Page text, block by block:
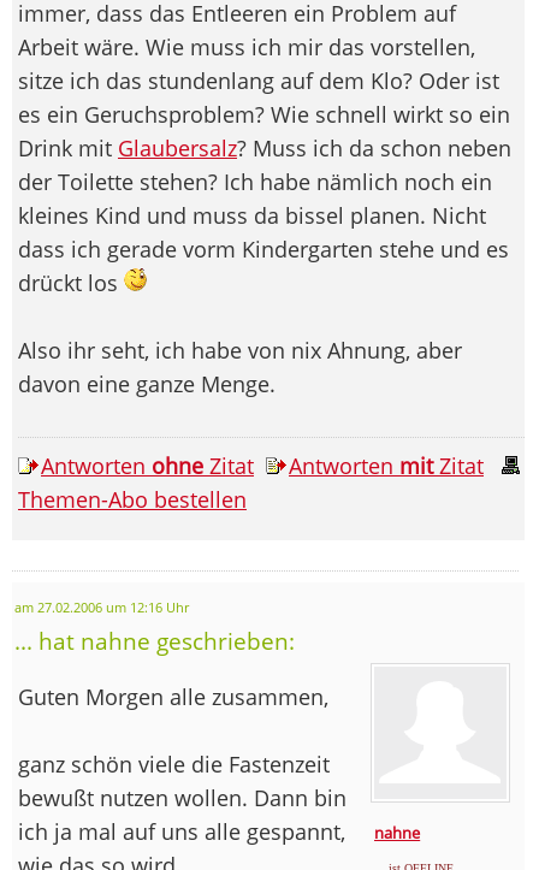
immer, dass das Entleeren ein Problem auf
Arbeit wäre. Wie muss ich mir das vorstellen,
sitze ich das stundenlang auf dem Klo? Oder ist
es ein Geruchsproblem? Wie schnell wirkt so ein
Drink mit Glaubersalz? Muss ich da schon neben
der Toilette stehen? Ich habe nämlich noch ein
kleines Kind und muss da bissel planen. Nicht
dass ich gerade vorm Kindergarten stehe und es
drückt los
Also ihr seht, ich habe von nix Ahnung, aber
davon eine ganze Menge.
Antworten ohne Zitat Antworten mitZitat
Themen-Abo bestellen
am 27.02.2006 um 12:16 Uhr
... hat nahne geschrieben:
nahne
Guten Morgen alle zusammen,
ganz schön viele die Fastenzeit
bewußt nutzen wollen. Dann bin
ich ja mal auf uns alle gespannt,